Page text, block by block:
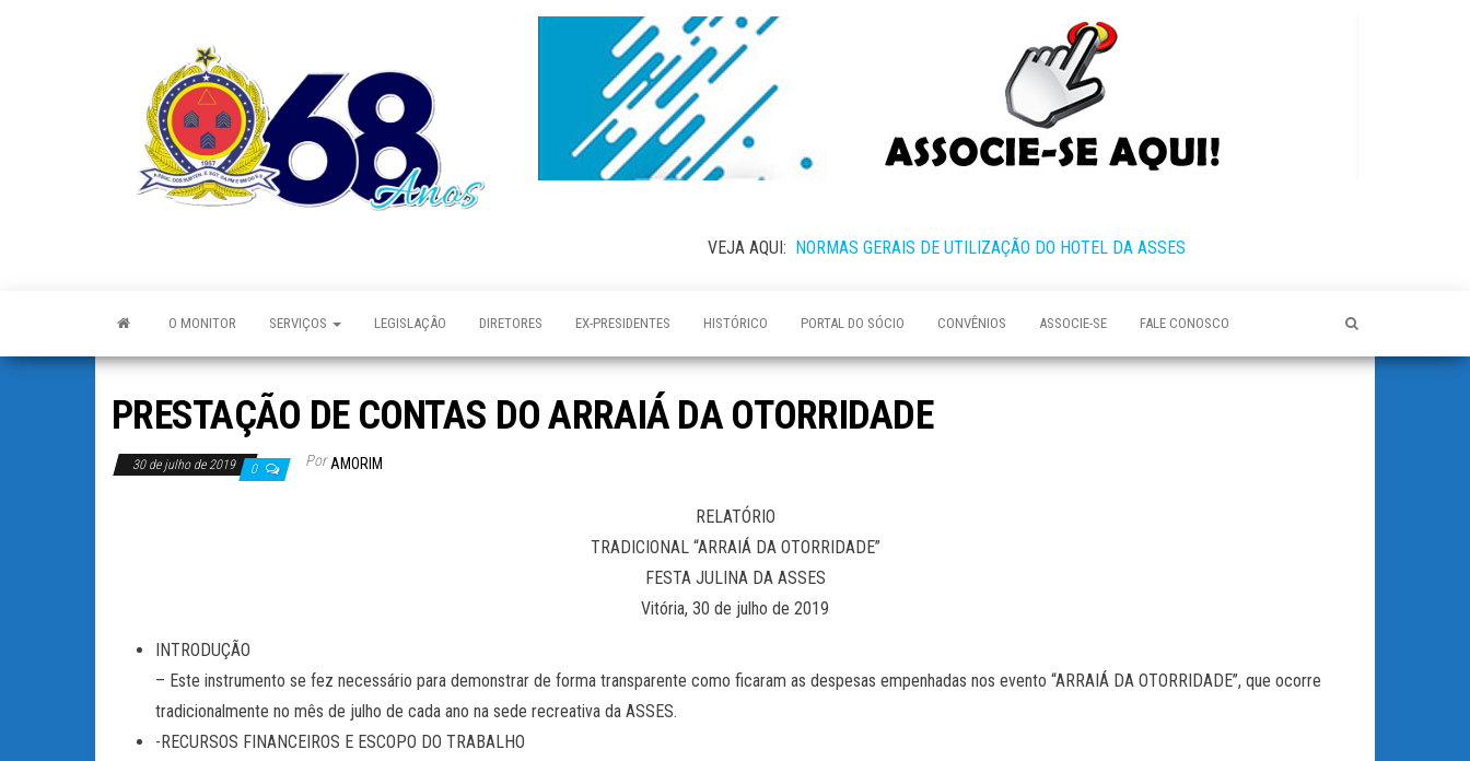
VEJA AQUI: NORMAS GERAIS DE UTILIZAÇÃO DO HOTEL DA ASSES
O MONITOR SERVIÇOS LEGISLAÇÃO DIRETORES EX-PRESIDENTES HISTÓRICO PORTAL DO SÓCIO CONVÊNIOS ASSOCIE-SE FALE CONOSCO
PRESTAÇÃO DE CONTAS DO ARRAIÁ DA OTORRIDADE
30 de julho de 2019 0 Por AMORIM
RELATÓRIO
TRADICIONAL “ARRAIÁ DA OTORRIDADE”
FESTA JULINA DA ASSES
Vitória, 30 de julho de 2019
INTRODUÇÃO
– Este instrumento se fez necessário para demonstrar de forma transparente como ficaram as despesas empenhadas nos evento “ARRAIÁ DA OTORRIDADE”, que ocorre
tradicionalmente no mês de julho de cada ano na sede recreativa da ASSES.
-RECURSOS FINANCEIROS E ESCOPO DO TRABALHO